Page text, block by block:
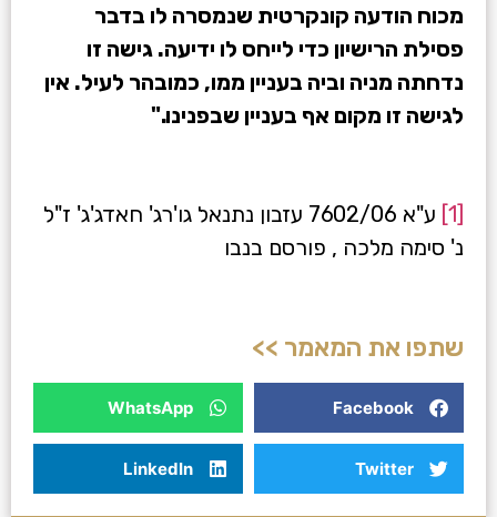
מכוח הודעה קונקרטית שנמסרה לו בדבר
פסילת הרישיון כדי לייחס לו ידיעה. גישה זו
נדחתה מניה וביה בעניין ממו, כמובהר לעיל. אין
לגישה זו מקום אף בעניין שבפנינו."
[1]
ע"א 7602/06 עזבון נתנאל גו'רג' חאדג'ג' ז"ל
נ' סימה מלכה , פורסם בנבו
שתפו את המאמר >>
Facebook
WhatsApp
Twitter
LinkedIn